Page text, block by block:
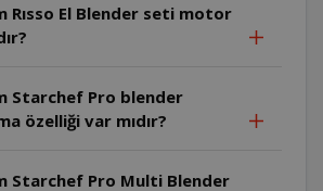
Rısso El Blender seti motor
Starchef Pro blender
özelliği var mıdır?
Starchef Pro Multi Blender